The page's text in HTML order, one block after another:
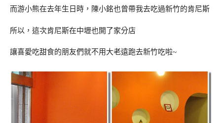
而游小熊在去年生日時，陳小銘也曾帶我去吃過新竹的肯尼斯
所以，這次肯尼斯在中壢也開了家分店
讓喜愛吃甜食的朋友們就不用大老遠跑去新竹吃啦~